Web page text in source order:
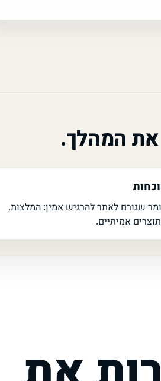
המהלך.
שגורם לאתר להרגיש אמין: המלצות,
אמיתיים.